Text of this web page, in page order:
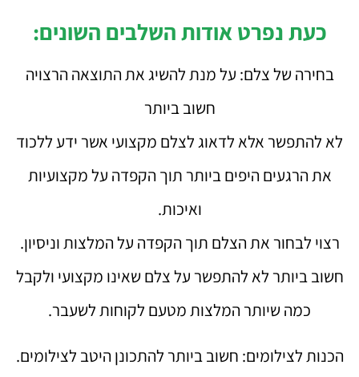
כעת נפרט אודות השלבים השונים:
בחירה של צלם: על מנת להשיג את התוצאה הרצויה
חשוב ביותר
לא להתפשר אלא לדאוג לצלם מקצועי אשר ידע ללכוד
את הרגעים היפים ביותר תוך הקפדה על מקצועיות
ואיכות.
רצוי לבחור את הצלם תוך הקפדה על המלצות וניסיון.
חשוב ביותר לא להתפשר על צלם שאינו מקצועי ולקבל
כמה שיותר המלצות מטעם לקוחות לשעבר.
הכנות לצילומים: חשוב ביותר להתכונן היטב לצילומים.